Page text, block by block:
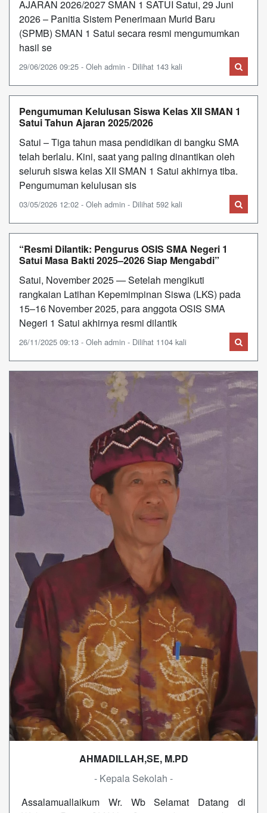
AJARAN 2026/2027 SMAN 1 SATUI Satui, 29 Juni
2026 – Panitia Sistem Penerimaan Murid Baru
(SPMB) SMAN 1 Satui secara resmi mengumumkan
hasil se
29/06/2026 09:25 - Oleh admin - Dilihat 143 kali
Pengumuman Kelulusan Siswa Kelas XII SMAN 1
Satui Tahun Ajaran 2025/2026
Satui – Tiga tahun masa pendidikan di bangku SMA
telah berlalu. Kini, saat yang paling dinantikan oleh
seluruh siswa kelas XII SMAN 1 Satui akhirnya tiba.
Pengumuman kelulusan sis
03/05/2026 12:02 - Oleh admin - Dilihat 592 kali
“Resmi Dilantik: Pengurus OSIS SMA Negeri 1
Satui Masa Bakti 2025–2026 Siap Mengabdi”
Satui, November 2025 — Setelah mengikuti
rangkaian Latihan Kepemimpinan Siswa (LKS) pada
15–16 November 2025, para anggota OSIS SMA
Negeri 1 Satui akhirnya resmi dilantik
26/11/2025 09:13 - Oleh admin - Dilihat 1104 kali
AHMADILLAH,SE, M.PD
- Kepala Sekolah -
Assalamuallaikum Wr. Wb Selamat Datang di